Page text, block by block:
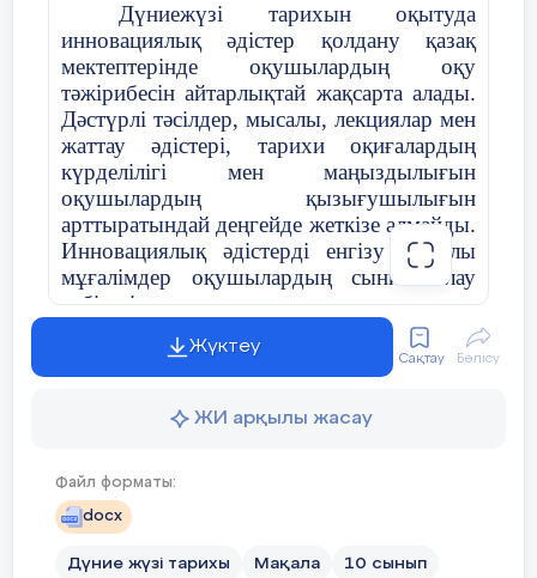
Дүниежүзі тарихын оқытуда
инновациялық әдістер қолдану қазақ
мектептерінде оқушылардың оқу
тәжірибесін айтарлықтай жақсарта алады.
Дәстүрлі тәсілдер, мысалы, лекциялар мен
жаттау әдістері, тарихи оқиғалардың
күрделілігі мен маңыздылығын
оқушылардың қызығушылығын
арттыратындай деңгейде жеткізе алмайды.
Инновациялық әдістерді енгізу арқылы
мұғалімдер оқушылардың сыни ойлау
қабілетін, қызығушылығын және
тарихтың қазіргі уақытқа әсерін терең
түсінуін дамытуға мүмкіндік беретін
қызықты және серпінді оқу ортасын құра
бірі болып табылады, онда оқушылар
тарихи тақырыптар мен оқиғаларды
практикалық жобалар арқылы зерттейді
[1]. Бұл тәсіл оқушыларды тек қана білім
Жүктеу
Сақтау Бөлісу
ЖИ арқылы жасау
Файл форматы:
docx
Дүние жүзі тарихы Мақала 10 сынып